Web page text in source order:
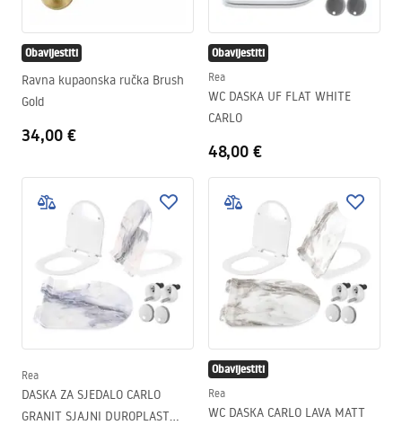
Obavijestiti
Ravna kupaonska ručka Brush
Gold
34,00 €
Obavijestiti
Rea
WC DASKA UF FLAT WHITE
CARLO
48,00 €
Rea
DASKA ZA SJEDALO CARLO
GRANIT SJAJNI DUROPLAST
Obavijestiti
Rea
WC DASKA CARLO LAVA MATT